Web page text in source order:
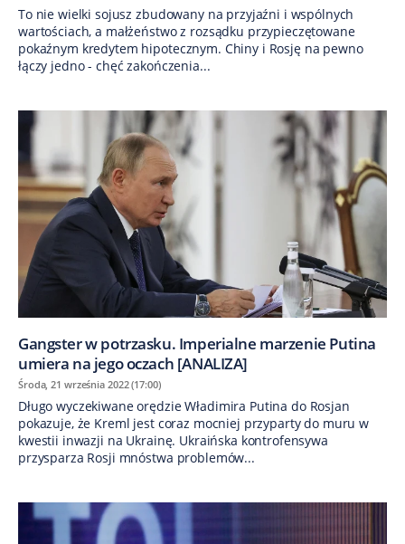
To nie wielki sojusz zbudowany na przyjaźni i wspólnych
wartościach, a małżeństwo z rozsądku przypieczętowane
pokaźnym kredytem hipotecznym. Chiny i Rosję na pewno
łączy jedno - chęć zakończenia...
Gangster w potrzasku. Imperialne marzenie Putina
umiera na jego oczach [ANALIZA]
Środa, 21 września 2022 (17:00)
Długo wyczekiwane orędzie Władimira Putina do Rosjan
pokazuje, że Kreml jest coraz mocniej przyparty do muru w
kwestii inwazji na Ukrainę. Ukraińska kontrofensywa
przysparza Rosji mnóstwa problemów...